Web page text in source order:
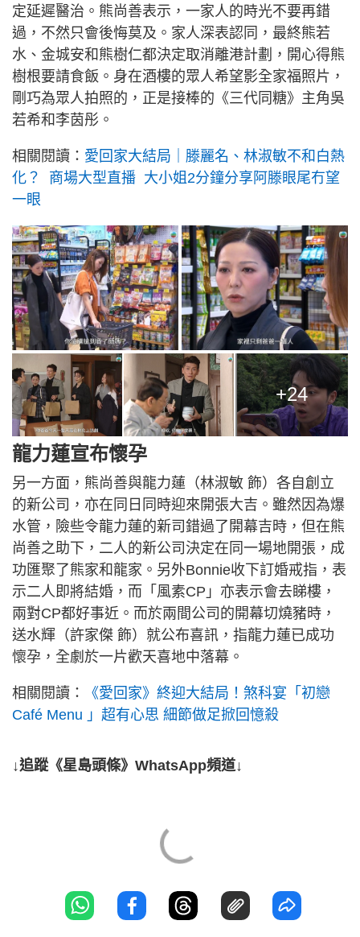
定延遲醫治。熊尚善表示，一家人的時光不要再錯
過，不然只會後悔莫及。家人深表認同，最終熊若
水、金城安和熊樹仁都決定取消離港計劃，開心得熊
樹根要請食飯。身在酒樓的眾人希望影全家福照片，
剛巧為眾人拍照的，正是接棒的《三代同糖》主角吳
若希和李茵彤。
相關閱讀： 愛回家大結局｜滕麗名、林淑敏不和白熱
化？ 商場大型直播 大小姐2分鐘分享阿滕眼尾冇望
一眼
+24
龍力蓮宣布懷孕
另一方面，熊尚善與龍力蓮（林淑敏 飾）各自創立
的新公司，亦在同日同時迎來開張大吉。雖然因為爆
水管，險些令龍力蓮的新司錯過了開幕吉時，但在熊
尚善之助下，二人的新公司決定在同一場地開張，成
功匯聚了熊家和龍家。另外Bonnie收下訂婚戒指，表
示二人即將結婚，而「風素CP」亦表示會去睇樓，
兩對CP都好事近。而於兩間公司的開幕切燒豬時，
送水輝（許家傑 飾）就公布喜訊，指龍力蓮已成功
懷孕，全劇於一片歡天喜地中落幕。
相關閱讀：
《愛回家》終迎大結局！煞科宴「初戀
Café Menu 」超有心思 細節做足掀回憶殺
↓追蹤《星島頭條》WhatsApp頻道↓